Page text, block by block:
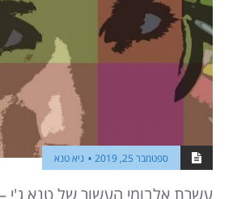
ספטמבר 25, 2019 גיא טנא
עשרת אלבומי העשור של טנא ג'י